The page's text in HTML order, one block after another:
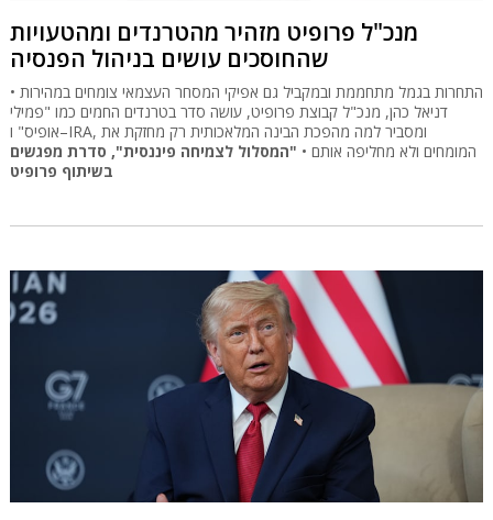
מנכ"ל פרופיט מזהיר מהטרנדים ומהטעויות
שהחוסכים עושים בניהול הפנסיה
התחרות בגמל מתחממת ובמקביל גם אפיקי המסחר העצמאי צומחים במהירות •
דניאל כהן, מנכ"ל קבוצת פרופיט, עושה סדר בטרנדים החמים כמו "פמילי
אופיס" ו–IRA, ומסביר למה מהפכת הבינה המלאכותית רק מחזקת את
המומחים ולא מחליפה אותם • "המסלול לצמיחה פיננסית", סדרת מפגשים
בשיתוף פרופיט